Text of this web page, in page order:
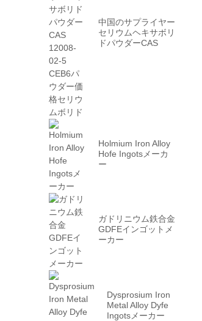
中国のサプライヤー
セリウムヘキサボリ
ドパウダーCAS
Holmium Iron Alloy
Hofe Ingotsメーカ
ー
ガドリニウム鉄合金
GDFEインゴットメ
ーカー
Dysprosium Iron
Metal Alloy Dyfe
Ingotsメーカー